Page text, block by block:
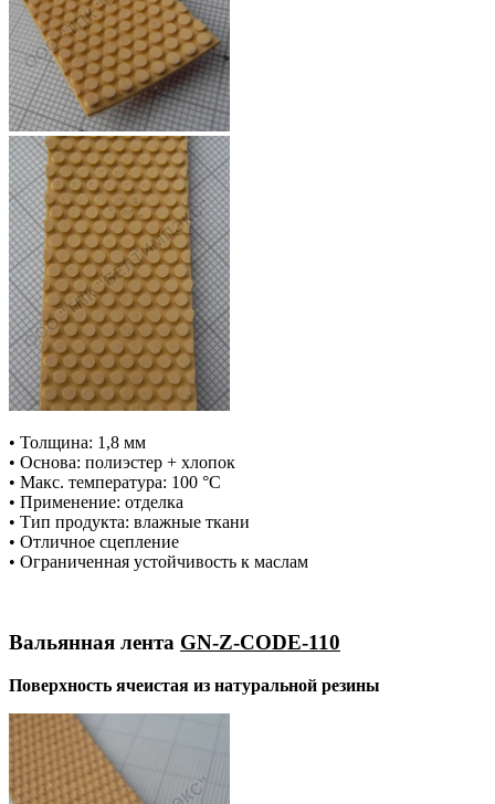
• Толщина: 1,8 мм
• Основа: полиэстер + хлопок
• Макс. температура: 100 °С
• Применение: отделка
• Тип продукта: влажные ткани
• Отличное сцепление
• Ограниченная устойчивость к маслам
Вальянная лента GN-Z-CODE-110
Поверхность ячеистая из натуральной резины